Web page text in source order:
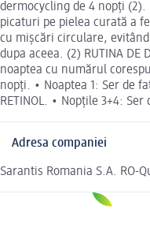
dermocycling de 4 nopți (2).
picaturi pe pielea curată a
cu mișcări circulare,
dupa aceea. (2) RUTINA DE
noaptea cu numărul
nopți. • Noaptea 1: Ser de
RETINOL. • Nopțile 3+4: Ser
Adresa companiei
Sarantis Romania S.A. RO-